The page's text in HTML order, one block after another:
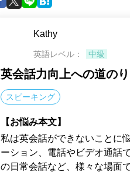
Kathy
英語レベル： 中級
英会話力向上への道の
スピーキング
【お悩み本文】
私は英会話ができないことに
ーション、電話やビデオ通話
の日常会話など、様々な場面